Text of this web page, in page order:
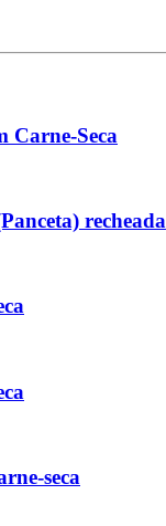
Carne-Seca
recheada
seca